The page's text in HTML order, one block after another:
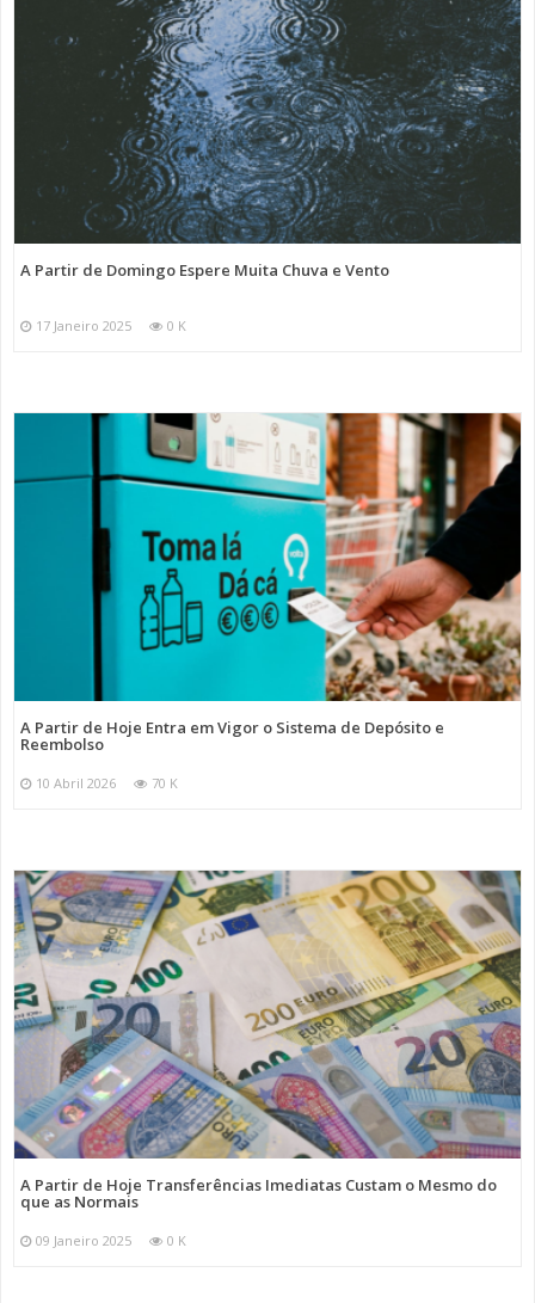
A Partir de Domingo Espere Muita Chuva e Vento
17 Janeiro 2025 0 K
A Partir de Hoje Entra em Vigor o Sistema de Depósito e
Reembolso
10 Abril 2026 70 K
A Partir de Hoje Transferências Imediatas Custam o Mesmo do
que as Normais
09 Janeiro 2025 0 K